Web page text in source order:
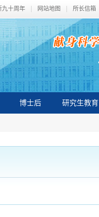
九十周年 网站地图 所长信箱
博士后 研究生教育